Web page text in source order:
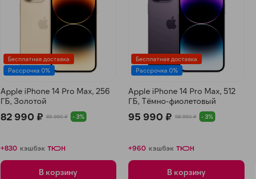
Бесплатная доставка
Рассрочка 0%
Apple iPhone 14 Pro Max, 256
ГБ, Золотой
82 990 ₽ 85 990 ₽ - 3%
+830 кэшбэк
В корзину
Бесплатная доставка
Рассрочка 0%
Apple iPhone 14 Pro Max, 512
ГБ, Тёмно-фиолетовый
95 990 ₽ 98 990 ₽ - 3%
+960 кэшбэк
В корзину